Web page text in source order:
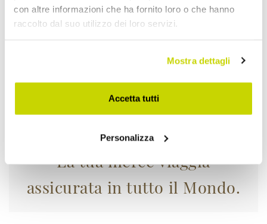
con altre informazioni che ha fornito loro o che hanno
raccolto dal suo utilizzo dei loro servizi.
Mostra dettagli
Accetta tutti
Personalizza
La tua merce viaggia
assicurata in tutto il Mondo.